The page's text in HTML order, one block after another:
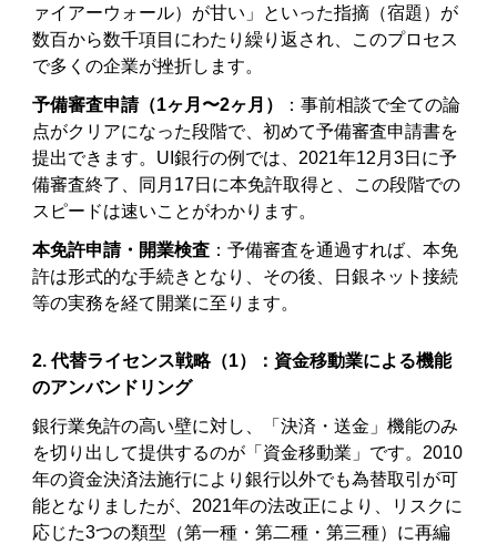
ァイアーウォール）が甘い」といった指摘（宿題）が
数百から数千項目にわたり繰り返され、このプロセス
で多くの企業が挫折します。
予備審査申請（1ヶ月〜2ヶ月）
：事前相談で全ての論
点がクリアになった段階で、初めて予備審査申請書を
提出できます。UI銀行の例では、2021年12月3日に予
備審査終了、同月17日に本免許取得と、この段階での
スピードは速いことがわかります。
本免許申請・開業検査 ：予備審査を通過すれば、本免
許は形式的な手続きとなり、その後、日銀ネット接続
等の実務を経て開業に至ります。
2. 代替ライセンス戦略（1）：資金移動業による機能
のアンバンドリング
銀行業免許の高い壁に対し、「決済・送金」機能のみ
を切り出して提供するのが「資金移動業」です。2010
年の資金決済法施行により銀行以外でも為替取引が可
能となりましたが、2021年の法改正により、リスクに
応じた3つの類型（第一種・第二種・第三種）に再編